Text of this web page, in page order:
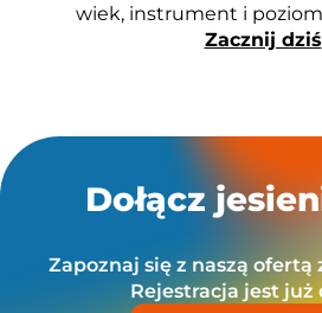
wiek, instrument i
Zacznij dziś
Dołącz
Zapoznaj się z naszą ofertą
Rejestracja jest już